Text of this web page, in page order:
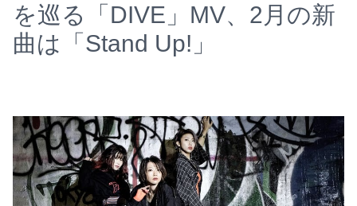
を巡る「DIVE」MV、2月の新
曲は「Stand Up!」